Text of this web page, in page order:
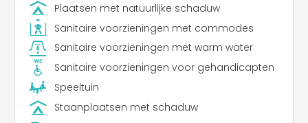
Plaatsen met natuurlijke schaduw
Sanitaire voorzieningen met commodes
Sanitaire voorzieningen met warm water
Sanitaire voorzieningen voor gehandicapten
Speeltuin
Staanplaatsen met schaduw